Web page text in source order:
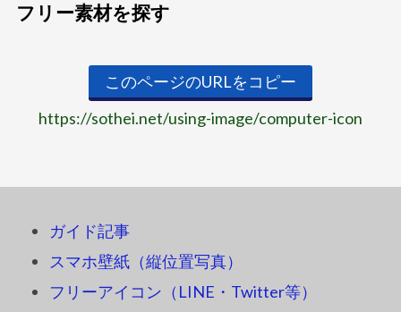
フリー素材を探す
このページのURLをコピー
https://sothei.net/using-image/computer-icon
ガイド記事
スマホ壁紙（縦位置写真）
フリーアイコン（LINE・Twitter等）